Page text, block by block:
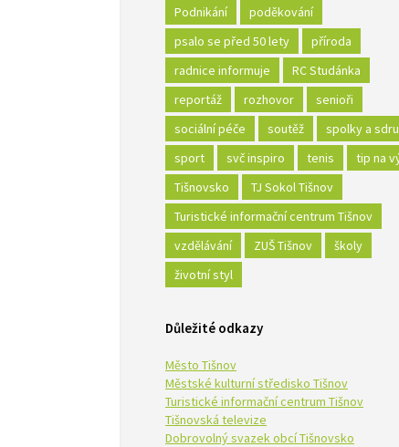
Podnikání
poděkování
psalo se před 50 lety
příroda
radnice informuje
RC Studánka
reportáž
rozhovor
senioři
sociální péče
soutěž
spolky a
sport
svč inspiro tenis
tip na
Tišnovsko
TJ Sokol Tišnov
Turistické informační centrum Tišnov
vzdělávání
ZUŠ Tišnov
školy
životní styl
Důležité odkazy
Město Tišnov
Městské kulturní středisko Tišnov
Turistické informační centrum Tišnov
Tišnovská televize
Dobrovolný svazek obcí Tišnovsko